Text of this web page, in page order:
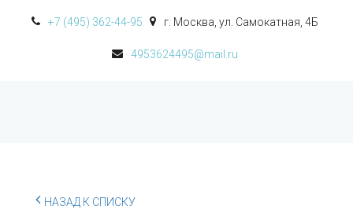
+7 (495) 362-44-95 г. Москва ул. Самокатная, 4Б
4953624495@mail.ru
НАЗАД К СПИСКУ